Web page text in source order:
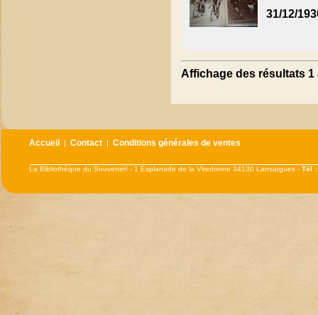
31/12/
Affichage des résultats 1
Accueil |Contact |Conditions générales de ventes
La Bibliothèque du Souvenir® - 1 Esplanade de la Viredonne 34130 Lansargues -Tél